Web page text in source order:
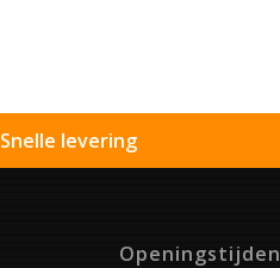
Snelle levering
Openingstijden